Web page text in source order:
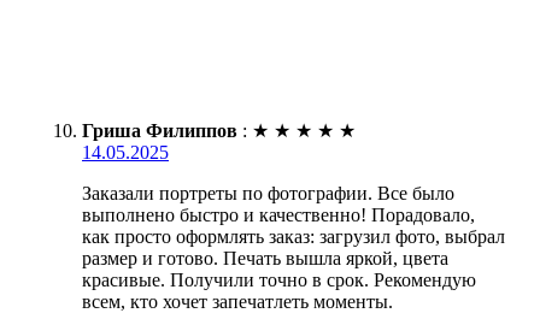
Гриша Филиппов : ★ ★ ★ ★ ★
14.05.2025
Заказали портреты по фотографии. Все было
выполнено быстро и качественно! Порадовало,
как просто оформлять заказ: загрузил фото, выбрал
размер и готово. Печать вышла яркой, цвета
красивые. Получили точно в срок. Рекомендую
всем, кто хочет запечатлеть моменты.